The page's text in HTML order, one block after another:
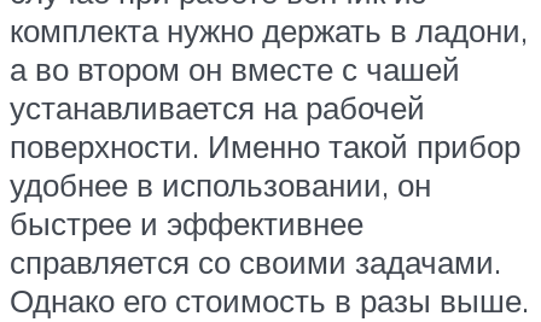
комплекта нужно держать в ладони,
а во втором он вместе с чашей
устанавливается на рабочей
поверхности. Именно такой прибор
удобнее в использовании, он
быстрее и эффективнее
справляется со своими задачами.
Однако его стоимость в разы выше.